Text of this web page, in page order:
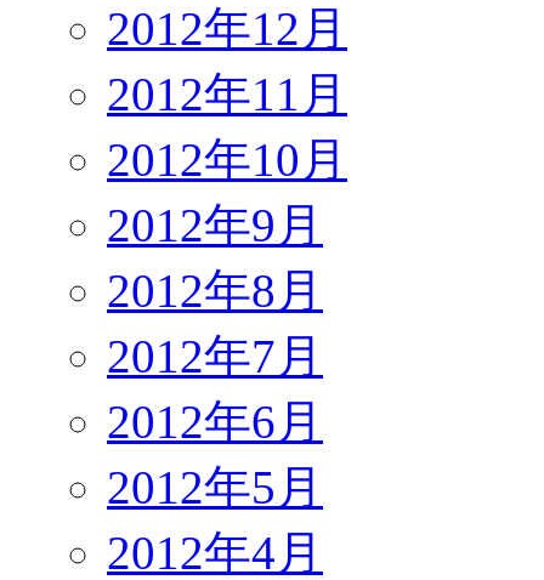
2012年12月
2012年11月
2012年10月
2012年9月
2012年8月
2012年7月
2012年6月
2012年5月
2012年4月